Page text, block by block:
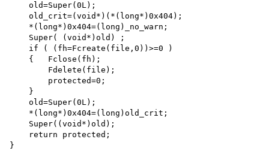
    old=Super(0L);
    old_crit=(void*)(*(long*)0x404);
    *(long*)0x404=(long)_no_warn;
    Super( (void*)old) ;
    if ( (fh=Fcreate(file,0))>=0 )
    {   Fclose(fh);
        Fdelete(file);
        protected=0;
    }
    old=Super(0L);
    *(long*)0x404=(long)old_crit;
    Super((void*)old);
    return protected;
}